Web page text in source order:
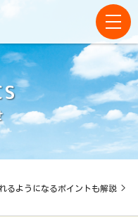
るようになるポイントも解説 >